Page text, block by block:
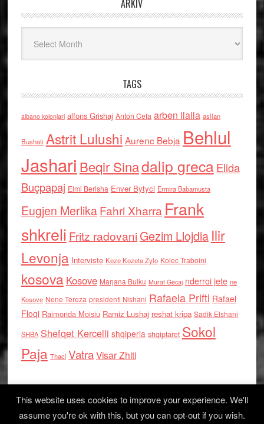
ARKIV
TAGS
albano kolonjari alfons Grishaj Anton Cefa arben llalla asllan
Bushati Astrit Lulushi Aurenc Bebja Behlul
Jashari Beqir Sinadalip grecaElida
Buçpapaj Elmi Berisha Enver Bytyci Ermira Babamusta
Eugjen MerlikaFahri Xharra Frank
shkreli Fritz radovaniGezim Llojdia Ilir
Levonja Interviste Keze Kozeta Zylo Kolec Traboini
kosova Kosove Marjana Bulku Murat Gecaj nderroi jete ne
Kosove Nene Tereza presidenti Nishani Rafaela Prifti Rafael
Floqi Raimonda Moisiu Ramiz Lushaj reshat kripa Sadik Elshani
SHBA Shefqet Kercelli shqiperia shqiptaret Sokol
Paja Thaci VatraVisar Zhiti
This website uses cookies to improve your experience. We'll
assume you're ok with this, but you can opt-out if you wish.